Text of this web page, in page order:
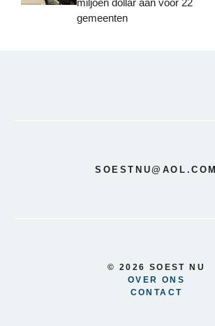
miljoen dollar aan voor 22
gemeenten
SOESTNU@AOL.COM
© 2026 SOEST NU
OVER ONS
CONTACT